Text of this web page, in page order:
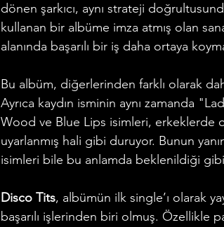
dönen şarkıcı, aynı strateji
kullanan bir albüme imza atmış olan
alanında başarılı bir iş daha ortaya
Bu albüm, diğerlerinden farklı olarak
Ayrıca kaydın isminin aynı zamanda
Wood ve Blue Lips isimleri, erkeklerde
uyarlanmış hali gibi duruyor. Bunun
isimleri bile bu anlamda beklenildiği
Disco Tits, albümün ilk single’ı olarak
başarılı işlerinden biri olmuş. Özellikle